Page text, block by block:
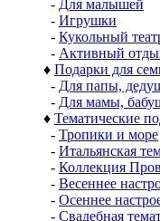
- Для малышей
- Игрушки
- Кукольный
- Активный
♦ Подарки для
- Для папы,
- Для мамы,
♦ Тематические
- Тропики и море
- Итальянская
- Коллекция
- Весеннее
- Осеннее
- Свадебная